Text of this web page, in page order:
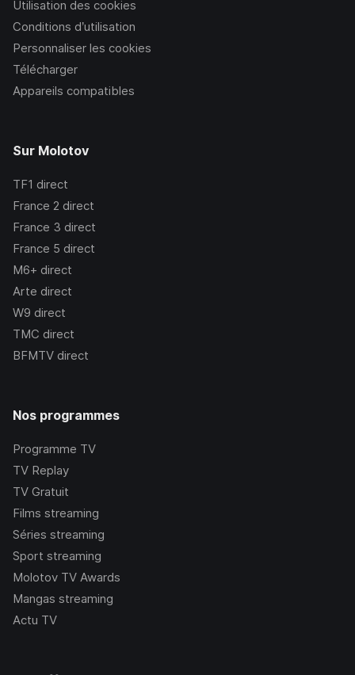
Utilisation des cookies
Conditions d’utilisation
Personnaliser les cookies
Télécharger
Appareils compatibles
Sur Molotov
TF1 direct
France 2 direct
France 3 direct
France 5 direct
M6+ direct
Arte direct
W9 direct
TMC direct
BFMTV direct
Nos programmes
Programme TV
TV Replay
TV Gratuit
Films streaming
Séries streaming
Sport streaming
Molotov TV Awards
Mangas streaming
Actu TV